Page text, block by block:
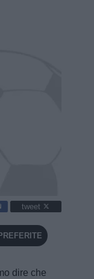
tweet
dire che